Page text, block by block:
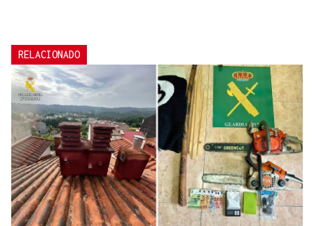
RELACIONADO